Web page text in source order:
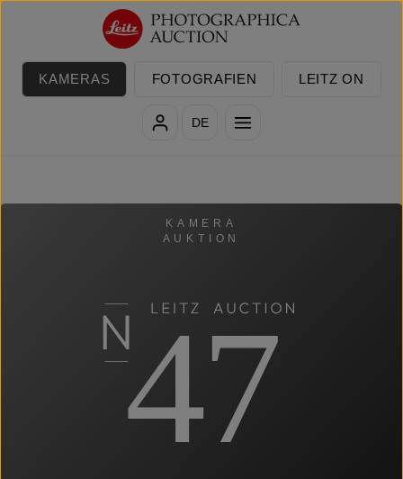
Zum Hauptinhalt springen
KAMERAS FOTOGRAFIEN LEITZ ON
DE
KAMERA
AUKTION
47